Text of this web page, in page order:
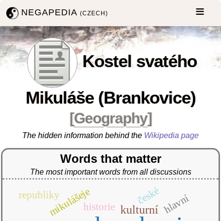
NEGAPEDIA(CZECH)
Kostel svatého
Mikuláše (Brankovice)
[Geography]
The hidden information behind the Wikipedia page
Words that matter
The most important words from all discussions
kulturní
historie hlavní
mikulášeje
republiky české